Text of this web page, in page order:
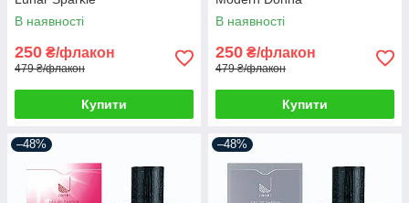
В наявності
250 ₴/флакон
479 ₴/флакон
Купити
В наявності
250 ₴/флакон
479 ₴/флакон
Купити
–48% –48%